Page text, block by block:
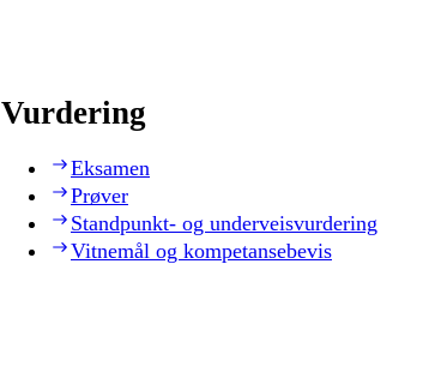
Vurdering
Eksamen
Prøver
Standpunkt- og underveisvurdering
Vitnemål og kompetansebevis